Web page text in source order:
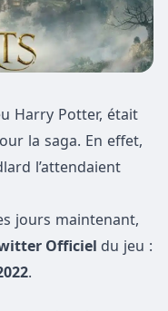
Harry Potter, était
la saga. En effet,
l’attendaient
jours maintenant,
Officiel du jeu :
.